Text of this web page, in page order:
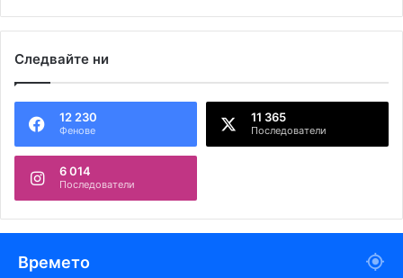
Следвайте ни
12 230
Фенове
11 365
Последователи
6 014
Последователи
Времето